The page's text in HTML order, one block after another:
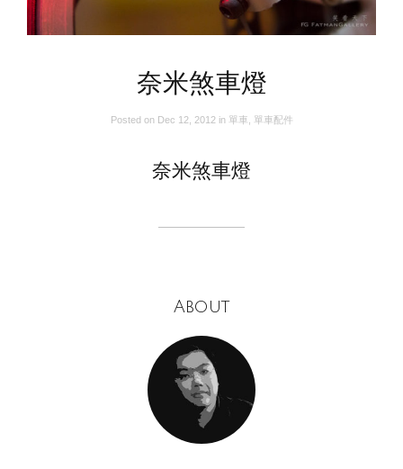
奈米煞車燈
Posted on Dec 12, 2012 in 單車 單車配件
奈米煞車燈
About